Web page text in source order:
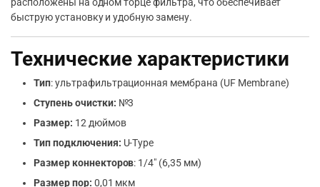
расположены на одном торце фильтра, что обеспечивает
быструю установку и удобную замену.
Технические характеристики
Тип: ультрафильтрационная мембрана (UF Membrane)
Ступень очистки: №3
Размер: 12 дюймов
Тип подключения: U-Type
Размер коннекторов: 1/4″ (6,35 мм)
Размер пор: 0,01 мкм